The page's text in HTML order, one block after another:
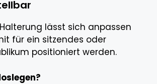
lässt sich anpassen
für ein sitzendes oder
positioniert werden.